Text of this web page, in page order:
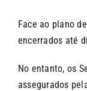
Face ao plano
encerrados até
No entanto, os
assegurados